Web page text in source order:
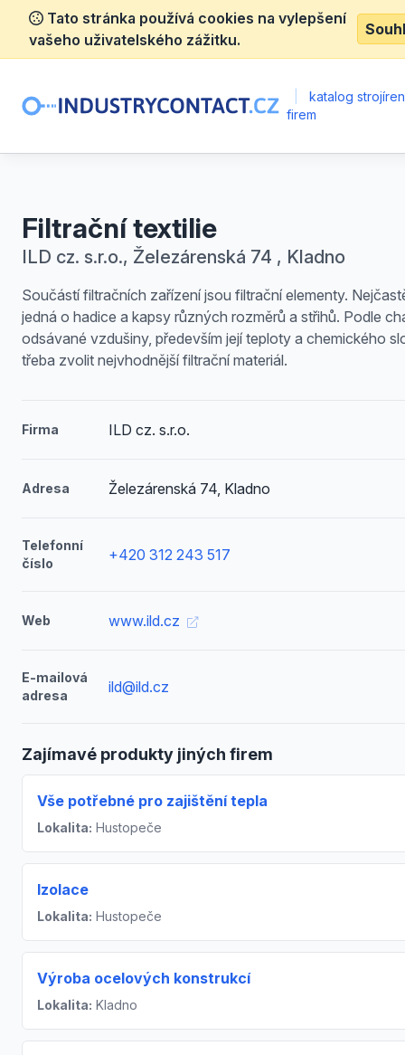
Tato stránka používá cookies na vylepšení
vašeho uživatelského zážitku.
katalog
firem
Filtrační textilie
ILD cz. s.r.o., Železárenská 74 , Kladno
Součástí filtračních zařízení jsou filtrační elementy.
jedná o hadice a kapsy různých rozměrů a střihů. Podle
odsávané vzdušiny, především její teploty a chemického
třeba zvolit nejvhodnější filtrační materiál.
Firma ILD cz. s.r.o.
Adresa Železárenská 74, Kladno
Telefonní
číslo
+420 312 243 517
Web www.ild.cz
E-mailová
adresa
ild@ild.cz
Zajímavé produkty jiných firem
Vše potřebné pro zajištění tepla
Lokalita: Hustopeče
Izolace
Lokalita: Hustopeče
Výroba ocelových konstrukcí
Lokalita: Kladno